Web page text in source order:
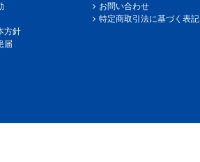
方針
届
お問い合わせ
特定商取引法に基づく表記